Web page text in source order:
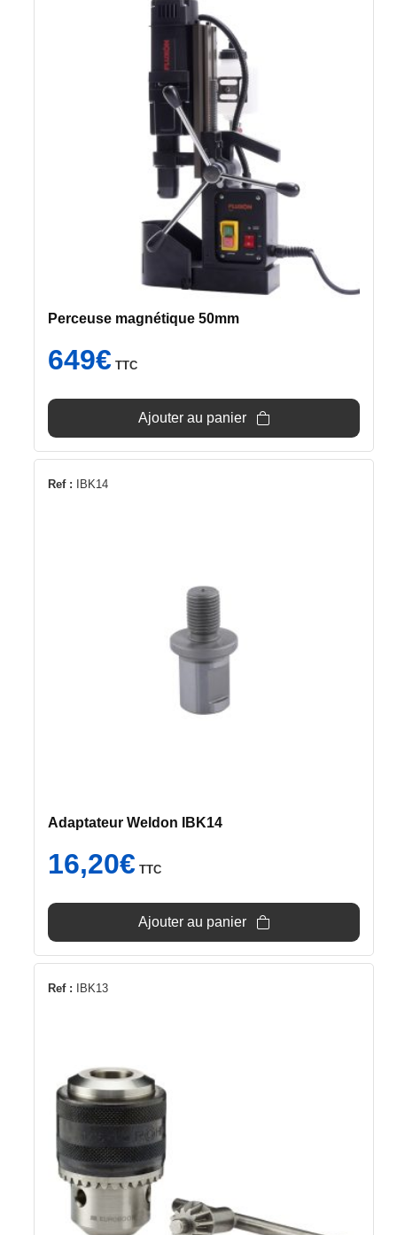
Perceuse magnétique 50mm
649€ TTC
Ajouter au panier
Ref : IBK14
Adaptateur Weldon IBK14
16,20€ TTC
Ajouter au panier
Ref : IBK13